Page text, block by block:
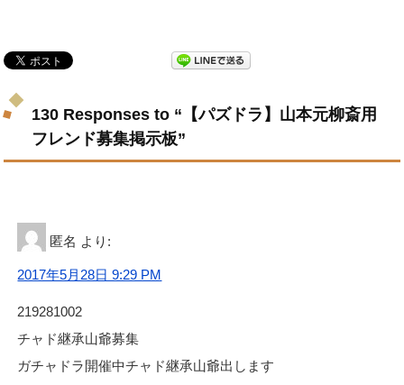
130 Responses to “【パズドラ】山本元柳斎用
フレンド募集掲示板”
匿名 より:
2017年5月28日 9:29 PM
219281002
チャド継承山爺募集
ガチャドラ開催中チャド継承山爺出します